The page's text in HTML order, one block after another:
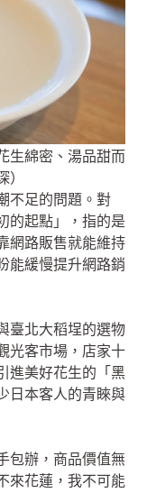
生綿密、湯品甜而
）
不足的問題。對
的起點」，指的是
網路販售就能維持
能緩慢提升網路銷
臺北大稻埕的選物
光客市場，店家十
進美好花生的「黑
日本客人的青睞與
包辦，商品價值無
來花蓮，我不可能